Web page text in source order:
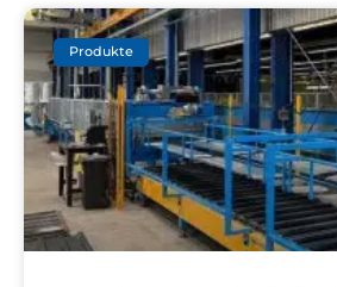
Produkte